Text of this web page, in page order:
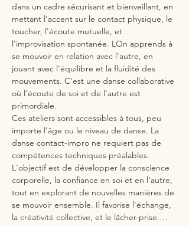
dans un cadre sécurisant et bienveillant, en
mettant l'accent sur le contact physique, le
toucher, l'écoute mutuelle, et
l'improvisation spontanée. LOn apprends à
se mouvoir en relation avec l'autre, en
jouant avec l'équilibre et la fluidité des
mouvements. C'est une danse collaborative
où l'écoute de soi et de l'autre est
primordiale.
Ces ateliers sont accessibles à tous, peu
importe l'âge ou le niveau de danse. La
danse contact-impro ne requiert pas de
compétences techniques préalables.
L'objectif est de développer la conscience
corporelle, la confiance en soi et en l'autre,
tout en explorant de nouvelles manières de
se mouvoir ensemble. Il favorise l'échange,
la créativité collective, et le lâcher-prise.…